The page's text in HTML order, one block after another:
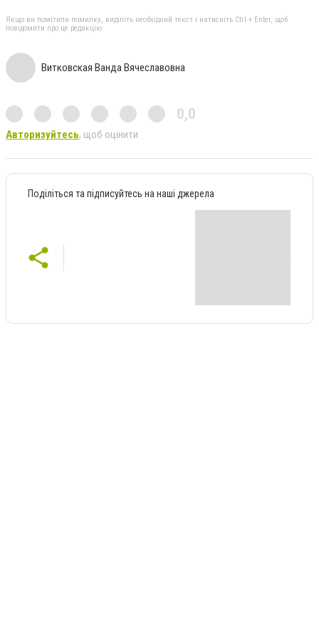
Якщо ви помітили помилку, виділіть необхідний текст і натисніть Ctrl + Enter, щоб
повідомити про це редакцію
Витковская Ванда Вячеславовна
0,0
Авторизуйтесь, щоб оцінити
Поділіться та підписуйтесь на наші джерела